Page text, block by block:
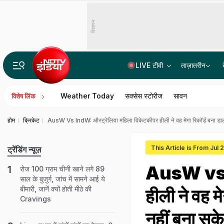
विज्ञापन
LIVE टीवी ताज़ातरीन
विशेष लिंक Weather Today सक्सेस स्टोरीज सावन
होम क्रिकेट AusW Vs IndW: ऑस्ट्रेलिया महिला विकेटकीपर हीली ने वह मेगा रिकॉर्ड बना
This Article is From Jul
AusW vs
हीली ने वह
नहीं बना सके
ट्रेंडिंग न्यूज़
रोज 100 ग्राम चीनी खाने लगे 89
साल के बुजुर्ग, जांच में सामने आई ये
बीमारी, जानें क्यों होती मीठे की
Cravings